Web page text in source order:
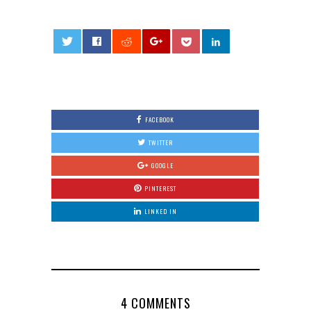
FACEBOOK
TWITTER
GOOGLE
PINTEREST
LINKED IN
4 COMMENTS